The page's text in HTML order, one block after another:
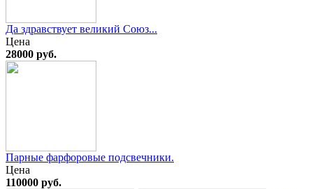
Да здравствует великий Союз...
Цена
28000 руб.
Парные фарфоровые подсвечники.
Цена
110000 руб.